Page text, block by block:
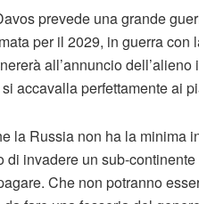
prevede una grande
per il 2029, in guerra
all’annuncio
accavalla perfettamente ai
la Russia non ha la minima
di invadere un sub-
Che non potranno